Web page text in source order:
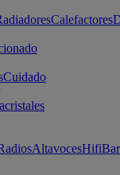
Calefactores
Cuidado
AltavocesHifi